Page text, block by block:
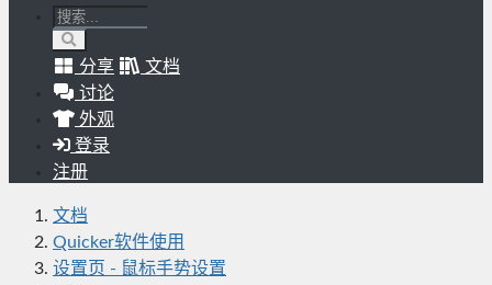
分享
文档
讨论
外观
登录
注册
文档
Quicker软件使用
设置页 - 鼠标手势设置